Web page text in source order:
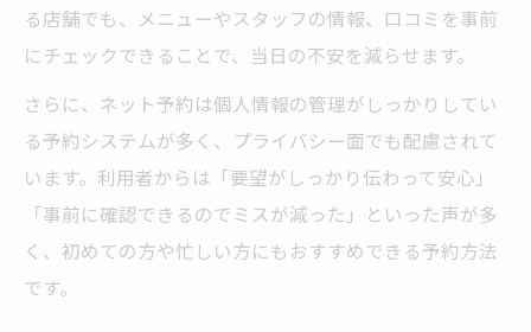
る店舗でも、メニューやスタッフの情報、口コミを事前
にチェックできることで、当日の不安を減らせます。
さらに、ネット予約は個人情報の管理がしっかりしてい
る予約システムが多く、プライバシー面でも配慮されて
います。利用者からは「要望がしっかり伝わって安心」
「事前に確認できるのでミスが減った」といった声が多
く、初めての方や忙しい方にもおすすめできる予約方法
です。